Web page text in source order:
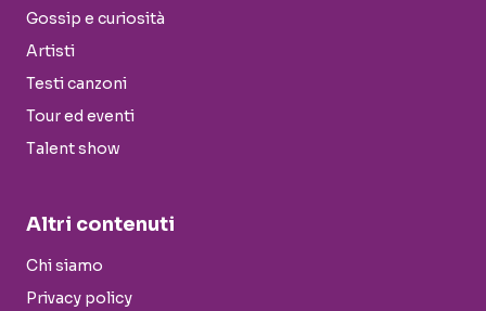
Gossip e curiosità
Artisti
Testi canzoni
Tour ed eventi
Talent show
Altri contenuti
Chi siamo
Privacy policy